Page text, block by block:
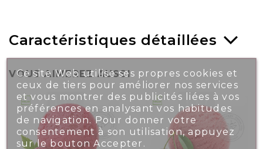
Caractéristiques détaillées
VOUS AIMEREZ AUSSI
Ce site Web utilise ses propres cookies et
ceux de tiers pour améliorer nos services
et vous montrer des publicités liées à vos
préférences en analysant vos habitudes
de navigation. Pour donner votre
consentement à son utilisation, appuyez
sur le bouton Accepter.